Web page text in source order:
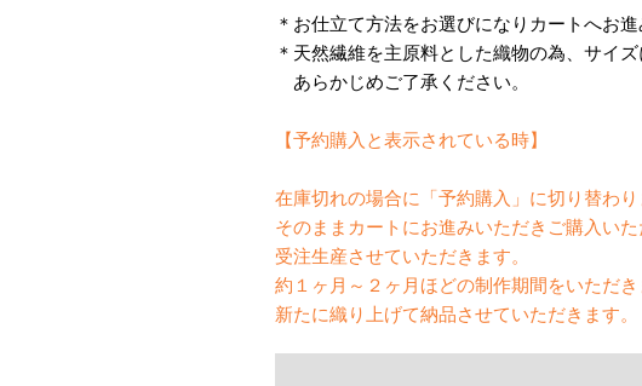
＊お仕立て方法をお選びになりカートへお進
＊天然繊維を主原料とした織物の為、サイズ
あらかじめご了承ください。
【予約購入と表示されている時】
在庫切れの場合に「予約購入」に切り替わり
そのままカートにお進みいただきご購入いた
受注生産させていただきます。
約１ヶ月～２ヶ月ほどの制作期間をいただき
新たに織り上げて納品させていただきます。